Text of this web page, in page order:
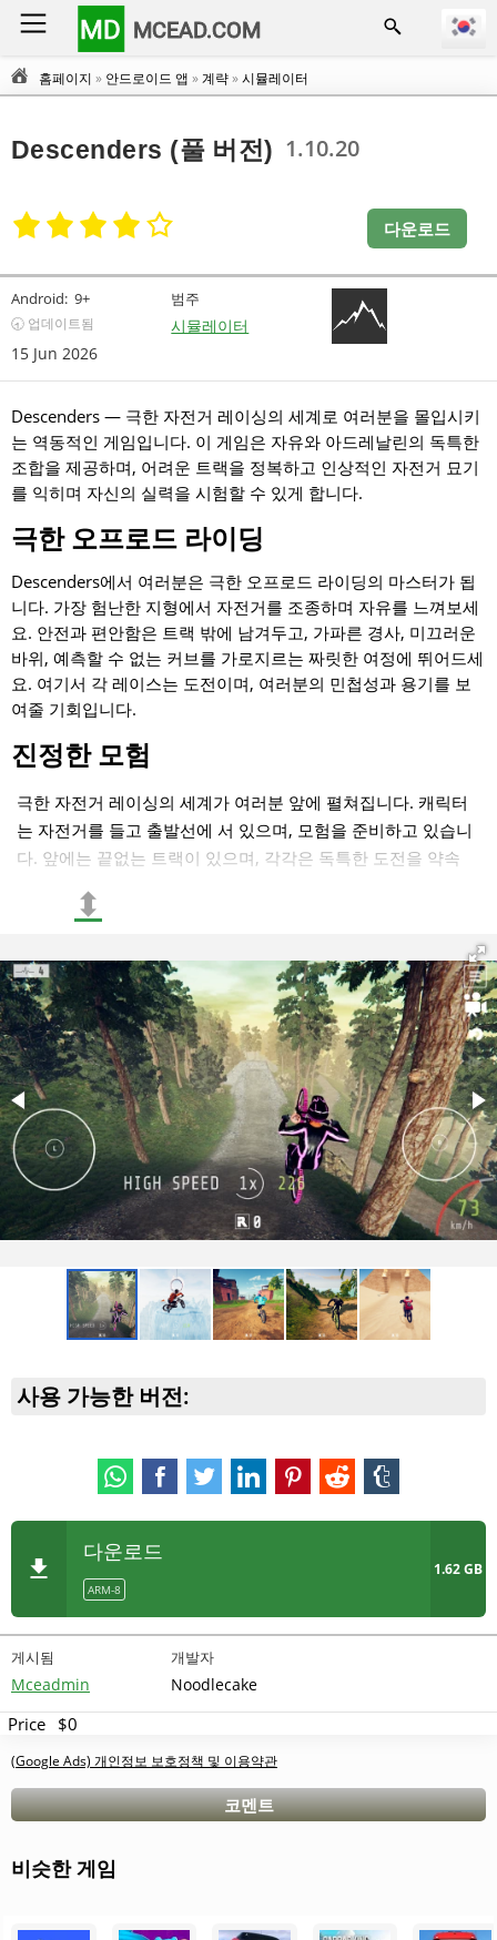
MD MCEAD.COM
홈페이지 » 안드로이드 앱 »계략»시뮬레이터
Descenders (풀 버전) 1.10.20
다운로드
Android: 9+
🕣 업데이트됨
15 Jun 2026
범주
시뮬레이터
Descenders — 극한 자전거 레이싱의 세계로 여러분을 몰입시키
는 역동적인 게임입니다. 이 게임은 자유와 아드레날린의 독특한
조합을 제공하며, 어려운 트랙을 정복하고 인상적인 자전거 묘기
를 익히며 자신의 실력을 시험할 수 있게 합니다.
극한 오프로드 라이딩
Descenders에서 여러분은 극한 오프로드 라이딩의 마스터가 됩
니다. 가장 험난한 지형에서 자전거를 조종하며 자유를 느껴보세
요. 안전과 편안함은 트랙 밖에 남겨두고, 가파른 경사, 미끄러운
바위, 예측할 수 없는 커브를 가로지르는 짜릿한 여정에 뛰어드세
요. 여기서 각 레이스는 도전이며, 여러분의 민첩성과 용기를 보
여줄 기회입니다.
진정한 모험
극한 자전거 레이싱의 세계가 여러분 앞에 펼쳐집니다. 캐릭터
는 자전거를 들고 출발선에 서 있으며, 모험을 준비하고 있습니
다. 앞에는 끝없는 트랙이 있으며, 각각은 독특한 도전을 약속
합니다. 가파른 내리막길, 위험한 커브, 최고의 묘기를 선보일
기회가 여러분을 기다리고 있어 아드레날린이 치솟는 것을 느
숲의 혼돈
여러분의 첫 번째 모험은 울창한 숲에서 시작됩니다. 트랙은 나
무 사이를 구불구불 지나가며, 햇빛이 나뭇잎 사이로 비쳐 놀라
운 분위기를 만듭니다. 얼굴에 바람을 느끼며 가속합니다. 갑자
기 거대한 점프대가 앞에 나타납니다. 점프하여 뒤로 공중제비
를 돌고 완벽하게 착지합니다.
하지만 쉴 틈은 없습니다 — 앞에는 강을 가로지르는 좁은 다리
가 있습니다. 균형을 잡으며 떨어지지 않으려 애쓰고, 간신히
장애물을 극복합니다. 숲 구간이 끝나고, 자신감이 점점 커지는
것을 느낍니다.
사막의 모래언덕
랙은 모래언덕을 가로지르며, 바람이 먼지 구름을 일으킵니다.
긴 내리막길에서 가속하지만, 갑자기 앞에 거대한 협곡이 있다
를 이용하는 것입니다.
앞으로 나아갑니다.
산 정상
이제 여러분은 산에 있으며, 트랙은 더욱 어려워집니다. 좁은
길, 가파른 절벽, 바위 미끄러짐은 최대한의 집중력을 요구합니
다. 정상에 도달하면 계곡의 놀라운 풍경이 펼쳐집니다. 하지만
감상할 시간은 없습니다 — 가장 위험한 내리막길이 앞에 있습
니다.
바위와 나무 사이를 요리조리 피하며 빠르게 내려갑니다. 속도
기 트랙이 끝나며, 거대한 점프대가 계곡으로 바로 이어집니다.
점프하여 "슈퍼맨" 묘기를 수행하고 완벽하게 착지하며, 아드
⬍
사용 가능한 버전:
다운로드
ARM-8
1.62 GB
게시됨
Mceadmin
개발자
Noodlecake
Price $0
(Google Ads) 개인정보 보호정책 및 이용약관
코멘트
비슷한 게임